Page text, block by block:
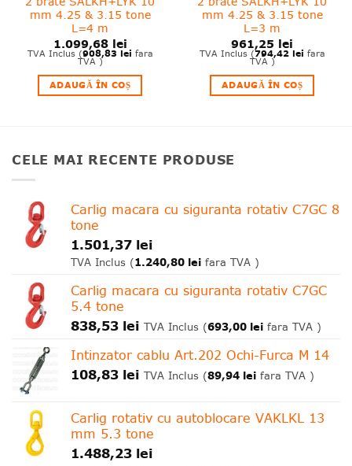
mm 4.25 & 3.15 tone
L=4 m
1.099,68 lei
TVA Inclus (908,83 lei fara
TVA )
ADAUGĂ ÎN COȘ
mm 4.25 & 3.15 tone
L=3 m
961,25 lei
TVA Inclus (794,42 lei fara
TVA )
ADAUGĂ ÎN COȘ
CELE MAI RECENTE PRODUSE
Carlig macara cu siguranta rotativ C7GC 8
tone
1.501,37 lei
TVA Inclus (1.240,80 lei fara TVA )
Carlig macara cu siguranta rotativ C7GC
5.4 tone
838,53 lei TVA Inclus (693,00 lei fara TVA )
Intinzator cablu Art.202 Ochi-Furca M 14
108,83 lei TVA Inclus (89,94 lei fara TVA )
Carlig rotativ cu autoblocare VAKLKL 13
mm 5.3 tone
1.488,23 lei